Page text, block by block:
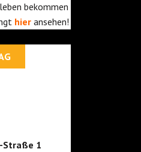
bekommen
hier ansehen!
Straße 1